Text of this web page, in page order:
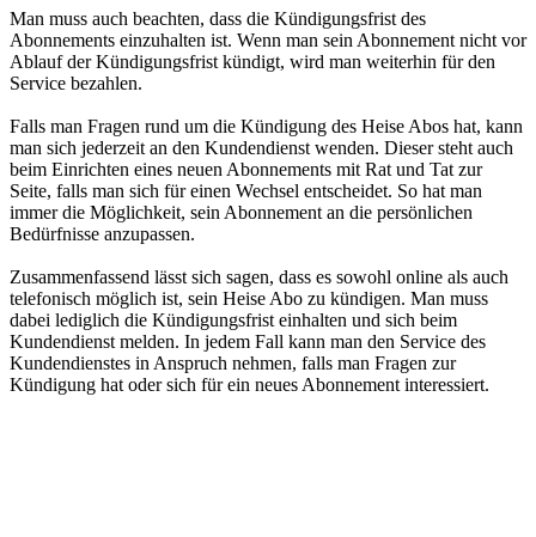
Man muss auch beachten, dass die Kündigungsfrist des
Abonnements einzuhalten ist. Wenn man sein Abonnement nicht vor
Ablauf der Kündigungsfrist kündigt, wird man weiterhin für den
Service bezahlen.
Falls man Fragen rund um die Kündigung des Heise Abos hat, kann
man sich jederzeit an den Kundendienst wenden. Dieser steht auch
beim Einrichten eines neuen Abonnements mit Rat und Tat zur
Seite, falls man sich für einen Wechsel entscheidet. So hat man
immer die Möglichkeit, sein Abonnement an die persönlichen
Bedürfnisse anzupassen.
Zusammenfassend lässt sich sagen, dass es sowohl online als auch
telefonisch möglich ist, sein Heise Abo zu kündigen. Man muss
dabei lediglich die Kündigungsfrist einhalten und sich beim
Kundendienst melden. In jedem Fall kann man den Service des
Kundendienstes in Anspruch nehmen, falls man Fragen zur
Kündigung hat oder sich für ein neues Abonnement interessiert.